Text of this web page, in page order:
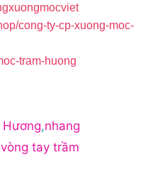
cong-ty-cp-xuong-moc-
tram-huong
Hương,nhang
vòng tay trầm